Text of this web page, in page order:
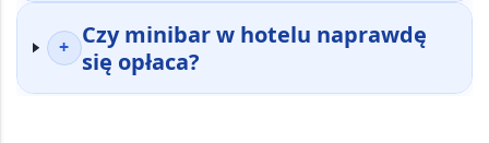
+ Czy minibar w hotelu naprawdę
się opłaca?